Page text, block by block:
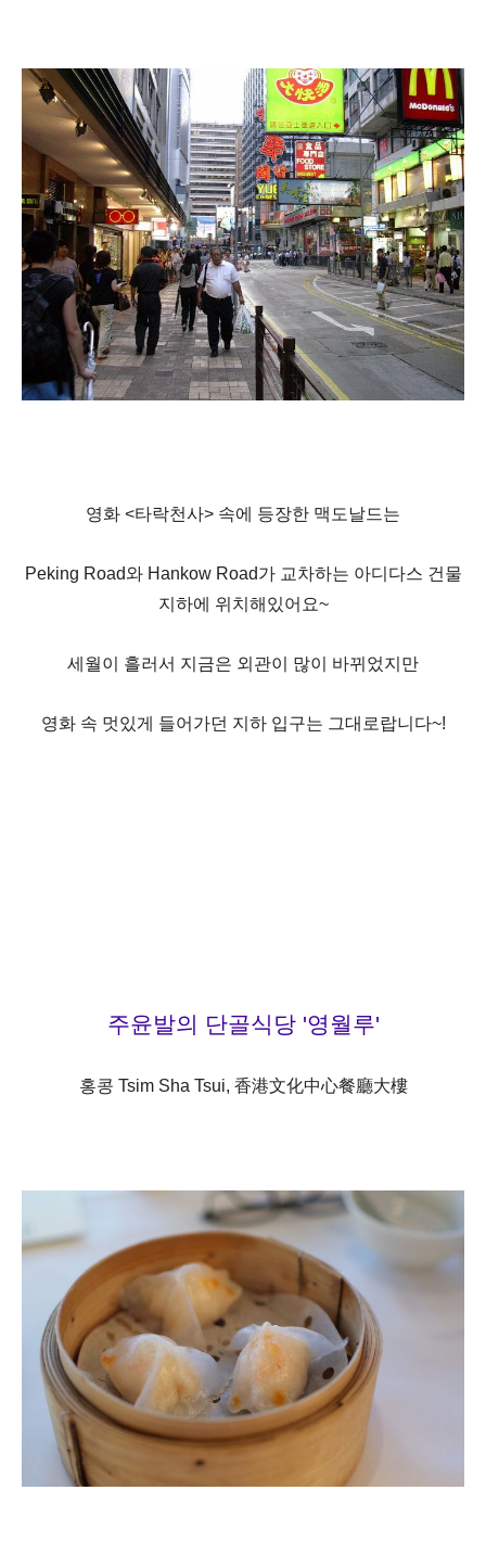
영화 <타락천사> 속에 등장한 맥도날드는
Peking Road와Hankow Road가 교차하는 아디다스 건물
지하에 위치해있어요~
세월이 흘러서 지금은 외관이 많이 바뀌었지만
영화 속 멋있게 들어가던 지하 입구는 그대로랍니다~!
주윤발의 단골식당 '영월루'
홍콩 Tsim Sha Tsui, 香港文化中心餐廳大樓